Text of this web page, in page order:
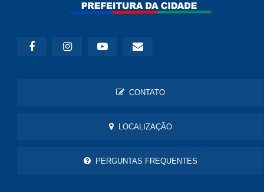
CONTATO
LOCALIZAÇÃO
PERGUNTAS FREQUENTES